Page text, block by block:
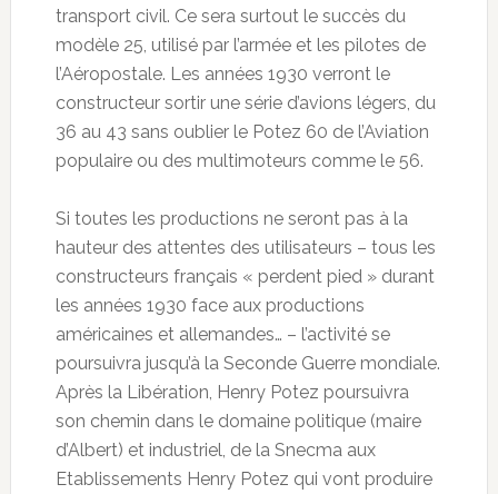
transport civil. Ce sera surtout le succès du
modèle 25, utilisé par l’armée et les pilotes de
l’Aéropostale. Les années 1930 verront le
constructeur sortir une série d’avions légers, du
36 au 43 sans oublier le Potez 60 de l’Aviation
populaire ou des multimoteurs comme le 56.
Si toutes les productions ne seront pas à la
hauteur des attentes des utilisateurs – tous les
constructeurs français « perdent pied » durant
les années 1930 face aux productions
américaines et allemandes… – l’activité se
poursuivra jusqu’à la Seconde Guerre mondiale.
Après la Libération, Henry Potez poursuivra
son chemin dans le domaine politique (maire
d’Albert) et industriel, de la Snecma aux
Etablissements Henry Potez qui vont produire